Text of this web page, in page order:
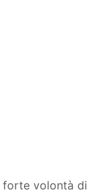
forte volontà di